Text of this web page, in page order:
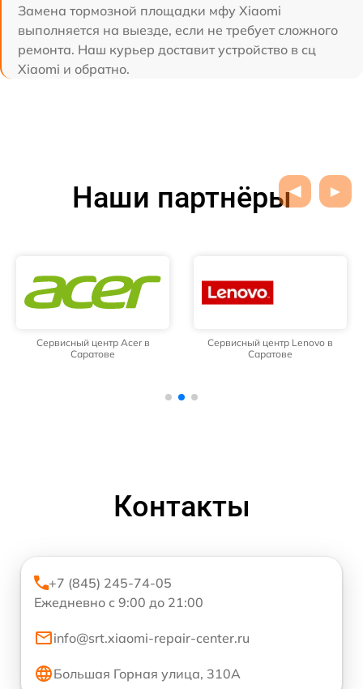
Замена тормозной площадки мфу Xiaomi
выполняется на выезде, если не требует сложного
ремонта. Наш курьер доставит устройство в сц
Xiaomi и обратно.
Наши партнёры
Сервисный центр Acer в
Саратове
Сервисный центр Lenovo в
Саратове
Контакты
+7 (845) 245-74-05
Ежедневно с 9:00 до 21:00
info@srt.xiaomi-repair-center.ru
Большая Горная улица, 310А